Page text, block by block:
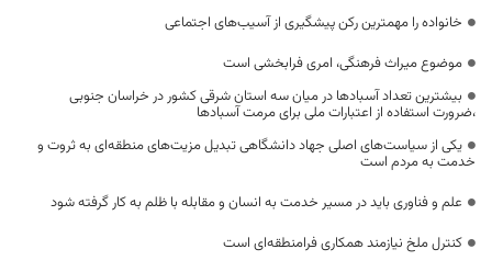
خانواده را مهمترین رکن پیشگیری از آسیب‌های اجتماعی
موضوع میراث فرهنگی، امری فرابخشی است
بیشترین تعداد آسبادها در میان سه استان شرقی کشور در خراسان جنوبی
،ضرورت استفاده از اعتبارات ملی برای مرمت آسبادها
یکی از سیاست‌های اصلی جهاد دانشگاهی تبدیل مزیت‌های منطقه‌ای به ثروت و
خدمت به مردم است
علم و فناوری باید در مسیر خدمت به انسان و مقابله با ظلم به کار گرفته شود
کنترل ملخ نیازمند همکاری فرامنطقه‌ای است